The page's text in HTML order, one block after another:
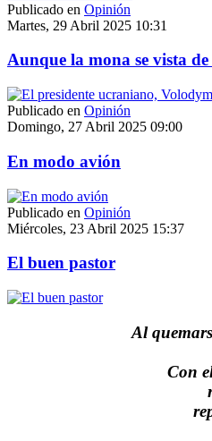
Publicado en Opinión
Martes, 29 Abril 2025 10:31
Aunque la mona se vista
Publicado en Opinión
Domingo, 27 Abril 2025 09:00
En modo avión
Publicado en Opinión
Miércoles, 23 Abril 2025 15:37
El buen pastor
Al
Con